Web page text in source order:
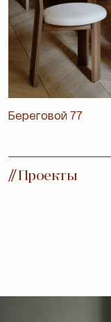
Береговой 77
// Проекты